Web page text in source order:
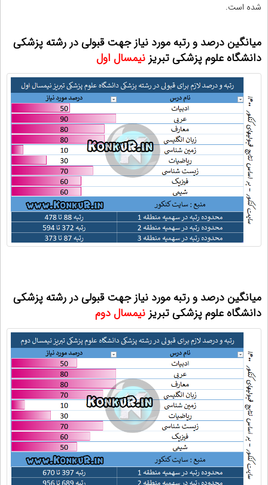
شده است.
میانگین درصد و رتبه مورد نیاز جهت قبولی در رشته پزشکی
دانشگاه علوم پزشکی تبریز نیمسال اول
میانگین درصد و رتبه مورد نیاز جهت قبولی در رشته پزشکی
دانشگاه علوم پزشکی تبریز نیمسال دوم